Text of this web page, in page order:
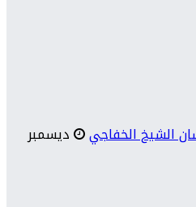
الشيخ الخفاجي
ديسمبر